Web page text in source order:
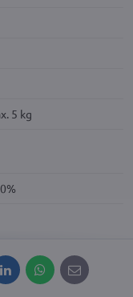
5 kg
LinkedInWhatsApp
E-
mail